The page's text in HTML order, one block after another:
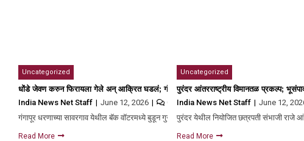
Uncategorized
धोंडे जेवण करुन फिरायला गेले अन् आक्रित घडलं; गंगापूर धरणात बुडून चार भावंडांचा करुण अंत,
India News Net Staff June 12, 2026 0
गंगापूर धरणाच्या सावरगाव येथील बॅक वॉटरमध्ये बुडून गुरुवारी दुपारी साडेचारच्या…
Read More
Uncategorized
पुरंदर आंतरराष्ट्रीय विमानतळ प्रकल्प;
India News Net Staff June 12,
पुरंदर येथील नियोजित छत्रपती संभाजी राजे
Read More